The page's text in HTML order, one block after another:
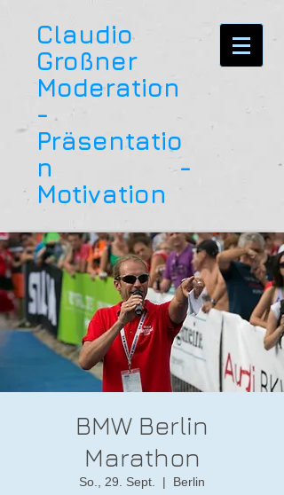
Claudio
Großner
Moderation
-
Präsentatio
n -
Motivation
BMW Berlin
Marathon
So., 29. Sept.
  |
Berlin